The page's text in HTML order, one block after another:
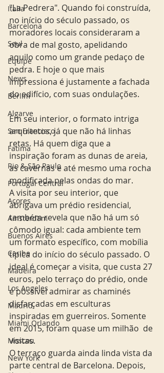
Italia
Barcelona
Seul
Equipe
News
Berlim
Algarve
San Francisco
Fatima
Rio & São Paulo
Portugal Central
Açores
Amsterdam
Buenos Aires
Caribe
Madeira
Los Angeles
Madrid
Miami Orlando
Moscou
New York
"La Pedrera". Quando foi construída,
no início do século passado, os
moradores locais consideraram a
obra de mal gosto, apelidando
aquilo como um grande pedaço de
pedra. E hoje o que mais
impressiona é justamente a fachada
do edifício, com suas ondulações.
Em seu interior, o formato intriga
arquitetos, já que não há linhas
retas. Há quem diga que a
inspiração foram as dunas de areia,
as cavernas e até mesmo uma rocha
modificada pelas ondas do mar.
A visita por seu interior, que
abrigava um prédio residencial,
também revela que não há um só
cômodo igual: cada ambiente tem
um formato específico, com mobília
típica do início do século passado. O
ideal é começar a visita, que custa 27
euros, pelo terraço do prédio, onde
é possível admirar as chaminés
disfarçadas em esculturas
inspiradas em guerreiros. Somente
em 2015, foram quase um milhão  de
visitas.
O terraço guarda ainda linda vista da
parte central de Barcelona. Depois,